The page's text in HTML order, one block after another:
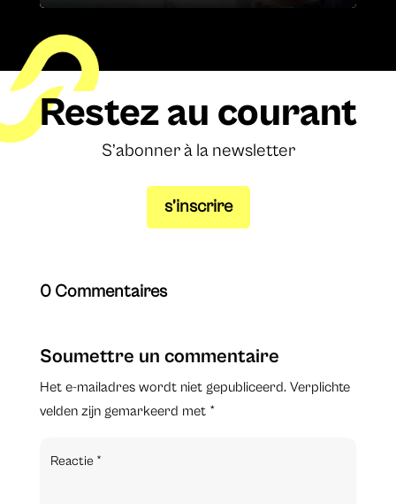
Restez au courant
S’abonner à la newsletter
s’inscrire
0 Commentaires
Soumettre un commentaire
Het e-mailadres wordt niet gepubliceerd. Verplichte
velden zijn gemarkeerd met *